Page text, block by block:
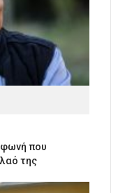
φωνή που
της